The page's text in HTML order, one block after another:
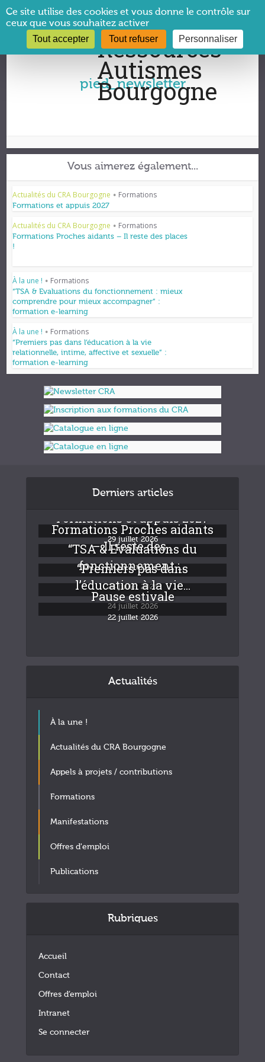
Vous êtes ici :CRA Bourgogne→pied_newsletter
pied_newsletter
Vous aimerez également...
Actualités du CRA Bourgogne • Formations
Formations et appuis 2027
Actualités du CRA Bourgogne • Formations
Formations Proches aidants – Il reste des places
!
À la une ! • Formations
“TSA & Evaluations du fonctionnement : mieux
comprendre pour mieux accompagner” :
formation e-learning
À la une ! • Formations
“Premiers pas dans l’éducation à la vie
relationnelle, intime, affective et sexuelle” :
formation e-learning
Derniers articles
Formations et appuis 2027
29 juillet 2026
Formations Proches aidants
– Il reste des...
24 juillet 2026
“TSA & Evaluations du
fonctionnement :...
24 juillet 2026
“Premiers pas dans
l’éducation à la vie...
24 juillet 2026
Pause estivale
22 juillet 2026
Actualités
À la une !
Actualités du CRA Bourgogne
Appels à projets / contributions
Formations
Manifestations
Offres d'emploi
Publications
Rubriques
Accueil
Contact
Offres d’emploi
Intranet
Se connecter
Panneau de gestion des cookies
Ce site utilise des cookies et vous donne le contrôle sur
ceux que vous souhaitez activer
Tout accepter Tout refuser Personnaliser